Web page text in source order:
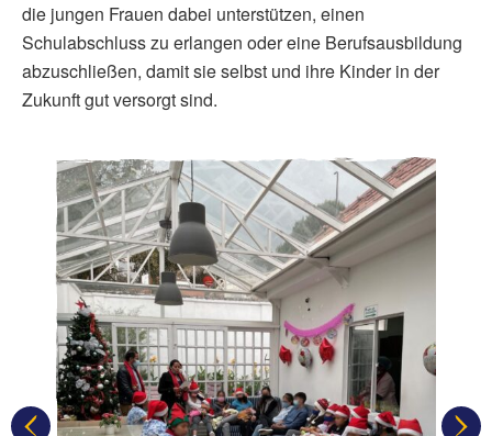
die jungen Frauen dabei unterstützen, einen
Schulabschluss zu erlangen oder eine Berufsausbildung
abzuschließen, damit sie selbst und ihre Kinder in der
Zukunft gut versorgt sind.